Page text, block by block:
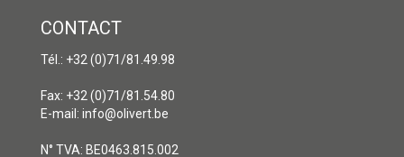
CONTACT
Tél.: +32 (0)71/81.49.98
Fax: +32 (0)71/81.54.80
E-mail: info@olivert.be
N° TVA: BE0463.815.002